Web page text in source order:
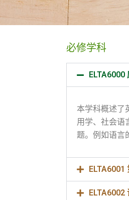
必修学科
本学科概述了
用学、社会语
题。例如语言